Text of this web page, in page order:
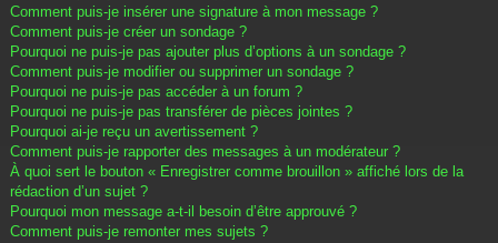
Comment puis-je insérer une signature à mon message ?
Comment puis-je créer un sondage ?
Pourquoi ne puis-je pas ajouter plus d’options à un sondage ?
Comment puis-je modifier ou supprimer un sondage ?
Pourquoi ne puis-je pas accéder à un forum ?
Pourquoi ne puis-je pas transférer de pièces jointes ?
Pourquoi ai-je reçu un avertissement ?
Comment puis-je rapporter des messages à un modérateur ?
À quoi sert le bouton « Enregistrer comme brouillon » affiché lors de la
rédaction d’un sujet ?
Pourquoi mon message a-t-il besoin d’être approuvé ?
Comment puis-je remonter mes sujets ?